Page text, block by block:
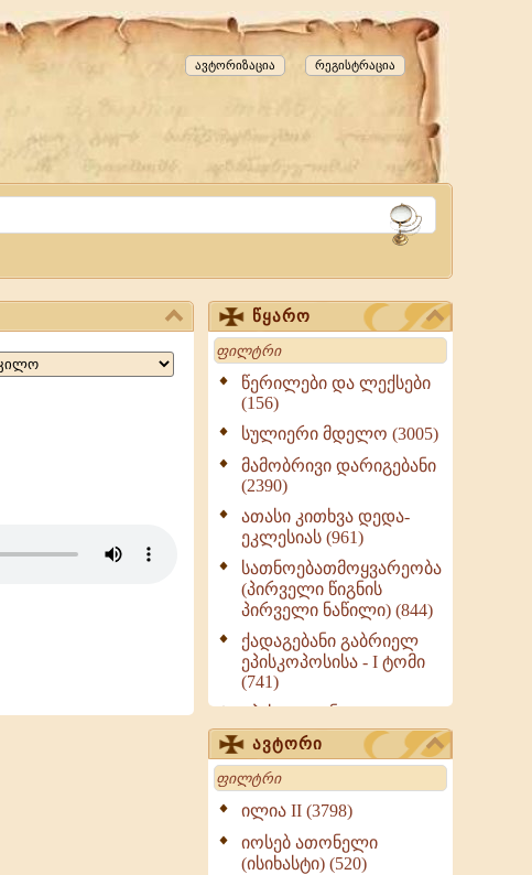
რეგისტრაცია
ავტორიზაცია
წყარო
Search
წერილები და ლექსები
(156)
სულიერი მდელო (3005)
მამობრივი დარიგებანი
(2390)
ათასი კითხვა დედა-
ეკლესიას (961)
სათნოებათმოყვარეობა
(პირველი წიგნის
პირველი ნაწილი) (844)
ქადაგებანი გაბრიელ
ეპისკოპოსისა - I ტომი
(741)
ეპისტოლენი,
ქადაგებანი, სიტყვანი
(ნაწილი III) (723)
მოძღვრის ძალზე
სასარგებლო რჩევები
მრევლისათვის (545)
Wisdomge (514)
ავტორი
Search
ილია II (3798)
იოსებ ათონელი
(ისიხასტი) (520)